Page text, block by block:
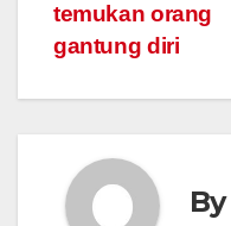
temukan orang
gantung diri
By